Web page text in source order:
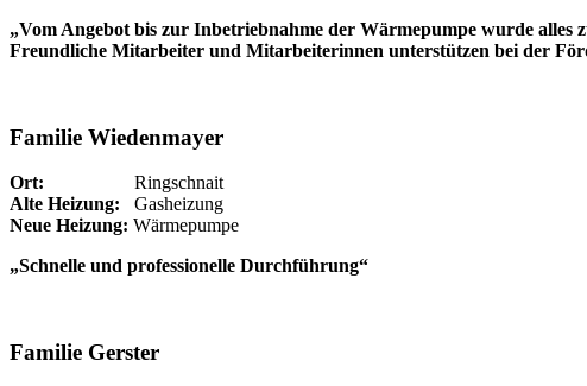
„Vom Angebot bis zur Inbetriebnahme der Wärmepumpe wurde alles
Freundliche Mitarbeiter und Mitarbeiterinnen unterstützen bei der
Familie Wiedenmayer
Ort: Ringschnait
Alte Heizung: Gasheizung
Neue Heizung: Wärmepumpe
„Schnelle und professionelle Durchführung“
Familie Gerster